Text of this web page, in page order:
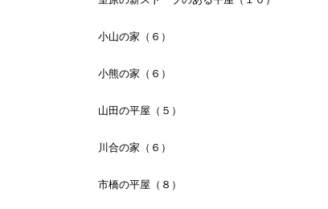
小山の家（６）
小熊の家（６）
山田の平屋（５）
川合の家（６）
市橋の平屋（８）